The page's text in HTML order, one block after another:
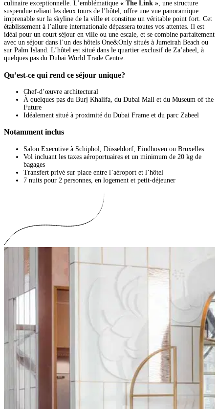
culinaire exceptionnelle. L’emblématique « The Link », une structure
suspendue reliant les deux tours de l’hôtel, offre une vue panoramique
imprenable sur la skyline de la ville et constitue un véritable point fort. Cet
établissement à l’allure internationale dépassera toutes vos attentes. Il est
idéal pour un court séjour en ville ou une escale, et se combine parfaitement
avec un séjour dans l’un des hôtels One&Only situés à Jumeirah Beach ou
sur Palm Island. L’hôtel est situé dans le quartier exclusif de Za’abeel, à
quelques pas du Dubai World Trade Centre.
Qu’est-ce qui rend ce séjour unique?
Chef-d’œuvre architectural
À quelques pas du Burj Khalifa, du Dubai Mall et du Museum of the
Future
Idéalement situé à proximité du Dubai Frame et du parc Zabeel
Notamment inclus
Salon Executive à Schiphol, Düsseldorf, Eindhoven ou Bruxelles
Vol incluant les taxes aéroportuaires et un minimum de 20 kg de
bagages
Transfert privé sur place entre l’aéroport et l’hôtel
7 nuits pour 2 personnes, en logement et petit-déjeuner